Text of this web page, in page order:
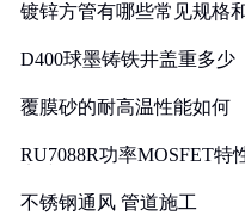
镀锌方管有哪些常见规格
D400球墨铸铁井盖重多少
覆膜砂的耐高温性能如何
RU7088R功率MOSFET
不锈钢通风 管道施工